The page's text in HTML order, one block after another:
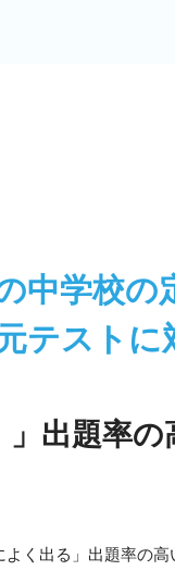
中学校の
テストに
」出題率
く出る」出題率の